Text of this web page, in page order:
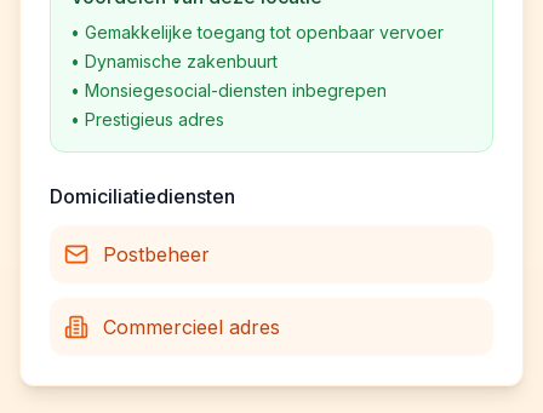
• Gemakkelijke toegang tot openbaar vervoer
• Dynamische zakenbuurt
• Monsiegesocial-diensten inbegrepen
• Prestigieus adres
Domiciliatiediensten
Postbeheer
Commercieel adres